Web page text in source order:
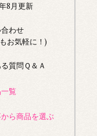
月更新
合わせ
気軽に！)
質問Ｑ＆Ａ
一覧
から商品を選ぶ